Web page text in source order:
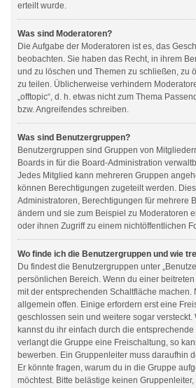
erteilt wurde.
Was sind Moderatoren?
Die Aufgabe der Moderatoren ist es, das
beobachten. Sie haben das Recht, in ihrem
und zu löschen und Themen zu schließen, zu
zu teilen. Üblicherweise verhindern
„offtopic“, d. h. etwas nicht zum Thema
bzw. Angreifendes schreiben.
Was sind Benutzergruppen?
Benutzergruppen sind Gruppen von
Boards in für die Board-Administration
Jedes Mitglied kann mehreren Gruppen
können Berechtigungen zugeteilt werden.
Administratoren, Berechtigungen für mehrere
ändern und sie zum Beispiel zu Moderatoren
oder ihnen Zugriff zu einem nichtöffentlichen
Wo finde ich die Benutzergruppen und wie
Du findest die Benutzergruppen unter
persönlichen Bereich. Wenn du einer
mit der entsprechenden Schaltfläche machen.
allgemein offen. Einige erfordern erst eine
geschlossen sein und weitere sogar versteckt.
kannst du ihr einfach durch die
verlangt die Gruppe eine Freischaltung, so
bewerben. Ein Gruppenleiter muss daraufhin
Er könnte fragen, warum du in die Gruppe
möchtest. Bitte belästige keinen